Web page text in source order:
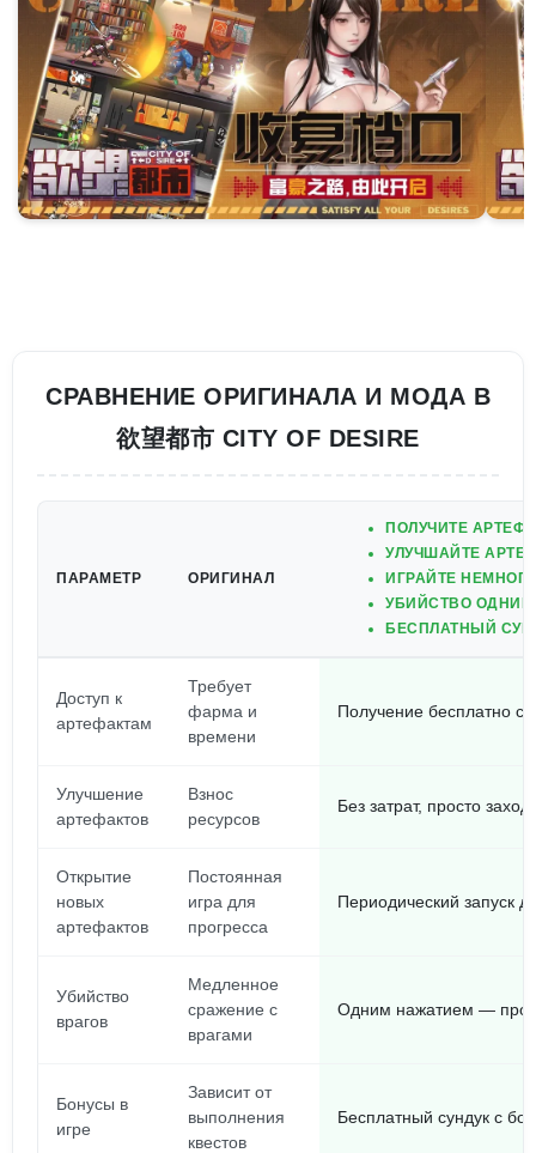
СРАВНЕНИЕ ОРИГИНАЛА И МОДА В
欲望都市 CITY OF DESIRE
ПАРАМЕТР ОРИГИНАЛ
ПОЛУЧИТЕ
УЛУЧШАЙТЕ
ИГРАЙТЕ
УБИЙСТВО ОДНИМ
БЕСПЛАТНЫЙ
Доступ к
артефактам
Требует
фарма и
времени
Получение бесплатно
Улучшение
артефактов
Взнос
ресурсов
Без затрат, просто
Открытие
новых
артефактов
Постоянная
игра для
прогресса
Периодический запуск
Убийство
врагов
Медленное
сражение с
врагами
Одним нажатием —
Бонусы в
игре
Зависит от
выполнения
квестов
Бесплатный сундук с